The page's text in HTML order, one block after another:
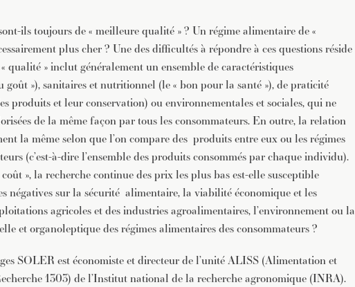
ils toujours de « meilleure qualité » ? Un régime alimentaire de «
plus cher ? Une des difficultés à répondre à ces questions réside
qualité » inclut généralement un ensemble de caractéristiques
goût »), sanitaires et nutritionnel (le « bon pour la santé »), de praticité
produits et leur conservation) ou environnementales et sociales, qui ne
de la même façon par tous les consommateurs. En outre, la relation
la même selon que l’on compare des produits entre eux ou les régimes
(c’est-à-dire l’ensemble des produits consommés par chaque individu).
», la recherche continue des prix les plus bas est-elle susceptible
négatives sur la sécurité alimentaire, la viabilité économique et les
agricoles et des industries agroalimentaires, l’environnement ou la
et organoleptique des régimes alimentaires des consommateurs ?
SOLER est économiste et directeur de l’unité ALISS (Alimentation et
1303) de l’Institut national de la recherche agronomique (INRA).